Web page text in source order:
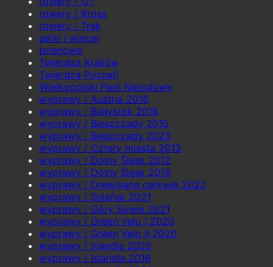
rowery / Kross
rowery / Trek
setki i więcej
terenowe
Twierdza Kraków
Twierdza Poznań
Wielkopolski Park Narodowy
wyprawy / Austria 2016
wyprawy / Białystok 2018
wyprawy / Bieszczady 2015
wyprawy / Bieszczady 2023
wyprawy / Cztery miasta 2013
wyprawy / Dolny Śląsk 2012
wyprawy / Dolny Śląsk 2019
wyprawy / Drewniane cerkwie 2022
wyprawy / Gdańsk 2021
wyprawy / Góry Sowie 2021
wyprawy / Green Velo I 2020
wyprawy / Green Velo II 2020
wyprawy / Irlandia 2025
wyprawy / Islandia 2016